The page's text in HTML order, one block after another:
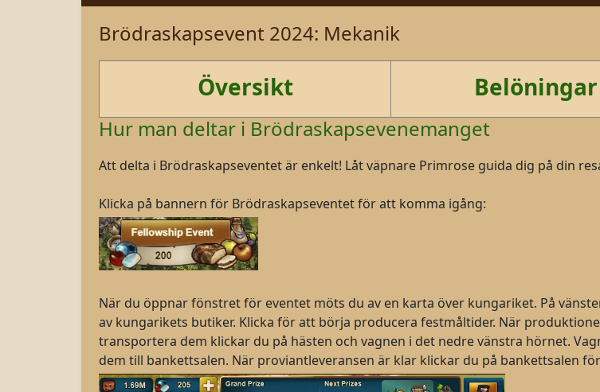
Brödraskapsevent 2024: Mekanik
Översikt Belöningar
Hur man deltar i Brödraskapsevenemanget
Att delta i Brödraskapseventet är enkelt! Låt väpnare Primrose guida dig på din
Klicka på bannern för Brödraskapseventet för att komma igång:
När du öppnar fönstret för eventet möts du av en karta över kungariket. På
av kungarikets butiker. Klicka för att börja producera festmåltider. När
transportera dem klickar du på hästen och vagnen i det nedre vänstra hörnet.
dem till bankettsalen. När proviantleveransen är klar klickar du på bankettsalen